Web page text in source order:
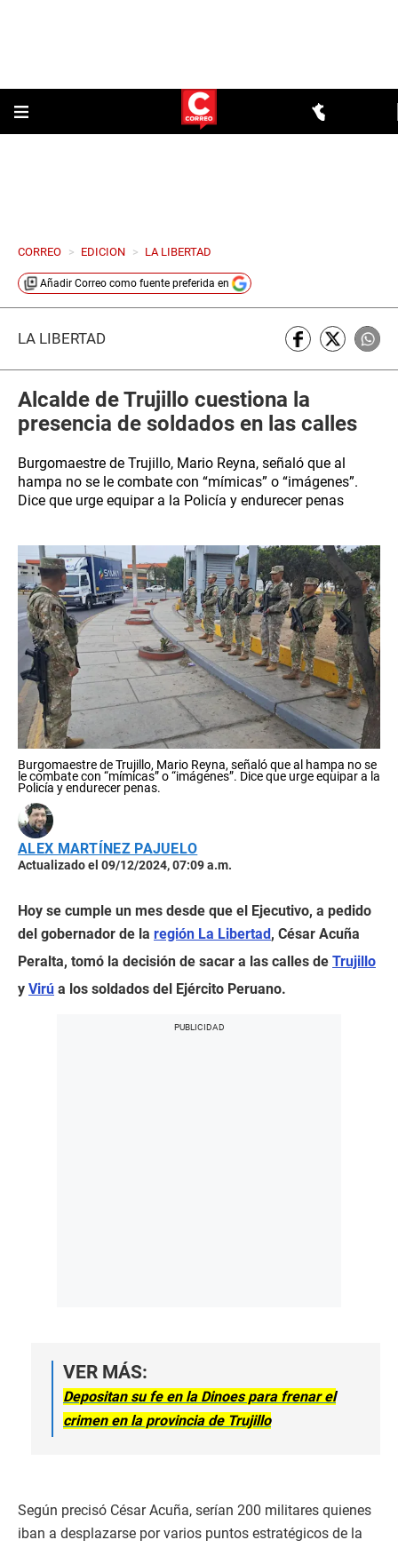
CORREO > EDICION > LA LIBERTAD
Añadir Correo como fuente preferida en
LA LIBERTAD
Alcalde de Trujillo cuestiona la
presencia de soldados en las calles
Burgomaestre de Trujillo, Mario Reyna, señaló que al
hampa no se le combate con “mímicas” o “imágenes”.
Dice que urge equipar a la Policía y endurecer penas
Burgomaestre de Trujillo, Mario Reyna, señaló que al hampa no se
le combate con “mímicas” o “imágenes”. Dice que urge equipar a la
Policía y endurecer penas.
ALEX MARTÍNEZ PAJUELO
Actualizado el 09/12/2024, 07:09 a.m.
Hoy se cumple un mes desde que el Ejecutivo, a pedido
del gobernador de la región La Libertad , César Acuña
Peralta, tomó la decisión de sacar a las calles de Trujillo
y Virú a los soldados del Ejército Peruano.
VER MÁS:
Depositan su fe en la Dinoes para frenar el
crimen en la provincia de Trujillo
Según precisó César Acuña, serían 200 militares quienes
iban a desplazarse por varios puntos estratégicos de la